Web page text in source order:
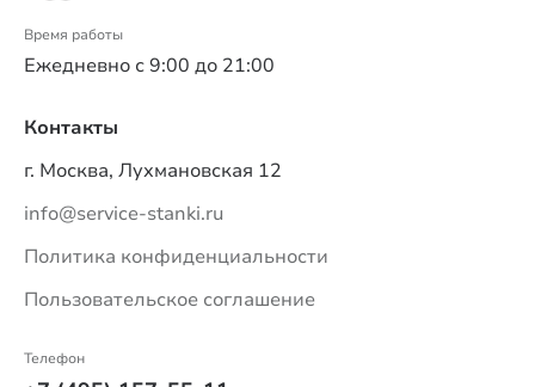
Время работы
Ежедневно с 9:00 до 21:00
Контакты
г. Москва, Лухмановская 12
info@service-stanki.ru
Политика конфиденциальности
Пользовательское соглашение
Телефон